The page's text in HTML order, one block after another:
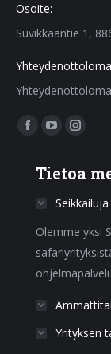
Osoite:
Suvikkaantie 1,
Find us on:
Facebook
opens
window
YouTube
opens
in
window
opens
in
Tietoa
Olemme yksi
Yrityksen